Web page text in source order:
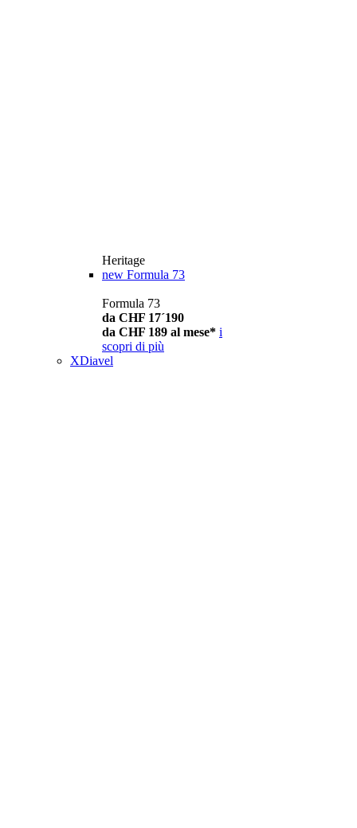
Heritage
new Formula 73
Formula 73
da CHF 17´190
da CHF 189 al mese* i
scopri di più
XDiavel